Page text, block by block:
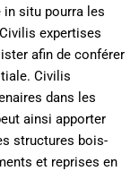
in situ pourra les
expertises
afin de conférer
Civilis
dans les
ainsi apporter
structures bois-
et reprises en